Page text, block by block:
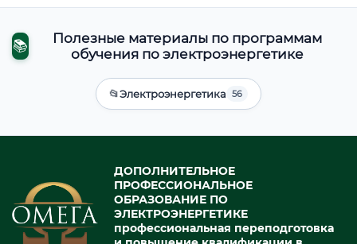
📚
Полезные материалы по программам
обучения по электроэнергетике
📂Электроэнергетика 56
ДОПОЛНИТЕЛЬНОЕ
ПРОФЕССИОНАЛЬНОЕ
ОБРАЗОВАНИЕ ПО
ЭЛЕКТРОЭНЕРГЕТИКЕ
профессиональная переподготовка